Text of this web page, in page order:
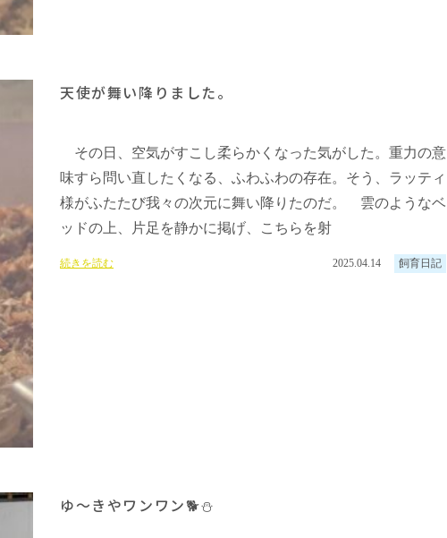
天使が舞い降りました。
その日、空気がすこし柔らかくなった気がした。重力の意
味すら問い直したくなる、ふわふわの存在。そう、ラッティ
様がふたたび我々の次元に舞い降りたのだ。 雲のようなベ
ッドの上、片足を静かに掲げ、こちらを射
続きを読む 2025.04.14 飼育日記
ゆ～きやワンワン🐕⛄